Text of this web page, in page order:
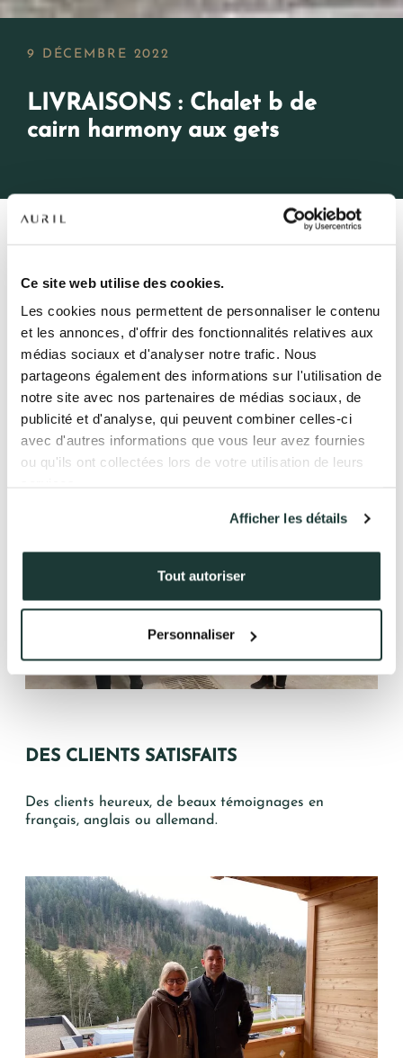
Ce site web utilise des cookies.
Les cookies nous permettent de personnaliser le contenu
et les annonces, d'offrir des fonctionnalités relatives aux
médias sociaux et d'analyser notre trafic. Nous
partageons également des informations sur l'utilisation de
notre site avec nos partenaires de médias sociaux, de
publicité et d'analyse, qui peuvent combiner celles-ci
avec d'autres informations que vous leur avez fournies
ou qu'ils ont collectées lors de votre utilisation de leurs
Afficher les détails
Tout autoriser
Personnaliser
QUI SOMMES-NOUS ?
L’EXPERTISE AURIL
NOS RÉALISATIONS
ACTUALITÉS
COMPTE CLIENT
41 av. François Mitterrand
+33(0)4.58.09.05.00
LIVRAISONS : Chalet b de
cairn harmony aux gets
9 DÉCEMBRE 2022
commencé le jeudi 1er décembre et vont se poursuivre
jusqu’à la fin de l’année pour les tous derniers
propriétaires.
La grande majorité des clients ont réceptionné leur
appartement cette semaine et certains ont même
emménagé dans la foulée !
DES CLIENTS SATISFAITS
Des clients heureux, de beaux témoignages en
français, anglais ou allemand.